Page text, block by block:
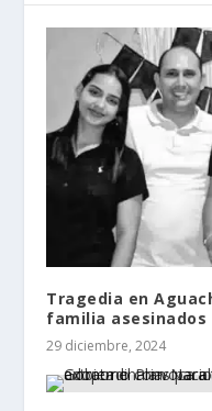
Tragedia en
familia
29 diciembre, 2024